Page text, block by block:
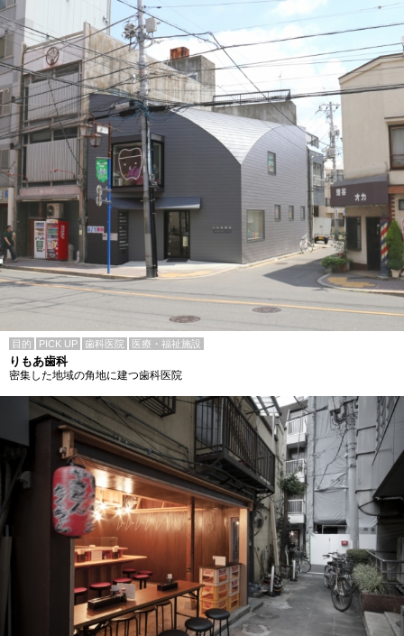
目的 PICK UP 歯科医院 医療・福祉施設
りもあ歯科
密集した地域の角地に建つ歯科医院